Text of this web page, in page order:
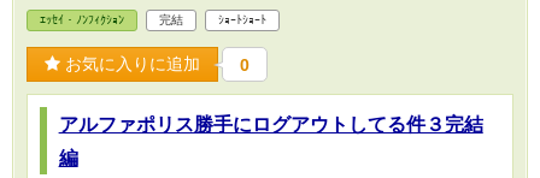
ｴｯｾｲ・ﾉﾝﾌｨｸｼｮﾝ 完結 ｼｮｰﾄｼｮｰﾄ
お気に入りに追加 0
アルファポリス勝手にログアウトしてる件３完結
編